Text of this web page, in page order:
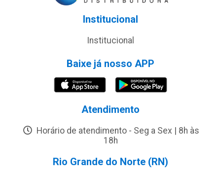
Institucional
Institucional
Baixe já nosso APP
Atendimento
Horário de atendimento - Seg a Sex | 8h às
18h
Rio Grande do Norte (RN)